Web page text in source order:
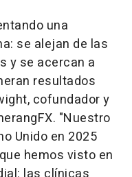
una
se alejan de las
y se acercan a
resultados
cofundador y
"Nuestro
Unido en 2025
hemos visto en